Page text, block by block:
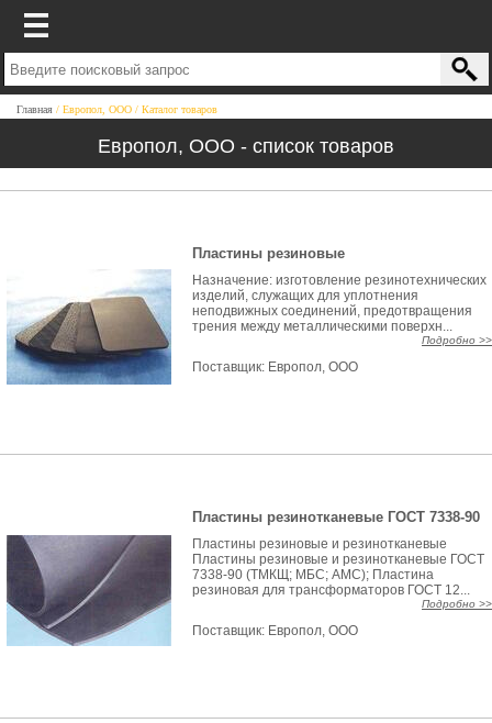
Главная Европол, ООО Каталог товаров
Европол, ООО - список товаров
Пластины резиновые
Назначение: изготовление резинотехнических
изделий, служащих для уплотнения
неподвижных соединений, предотвращения
трения между металлическими поверхн...
Подробно >>
Поставщик: Европол, ООО
Пластины резинотканевые ГОСТ 7338-90
Пластины резиновые и резинотканевые
Пластины резиновые и резинотканевые ГОСТ
7338-90 (ТМКЩ; МБС; АМС); Пластина
резиновая для трансформаторов ГОСТ 12...
Подробно >>
Поставщик: Европол, ООО